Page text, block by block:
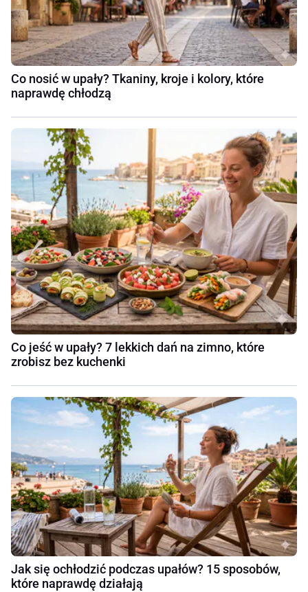
Co nosić w upały? Tkaniny, kroje i kolory, które
naprawdę chłodzą
Co jeść w upały? 7 lekkich dań na zimno, które
zrobisz bez kuchenki
Jak się ochłodzić podczas upałów? 15 sposobów,
które naprawdę działają